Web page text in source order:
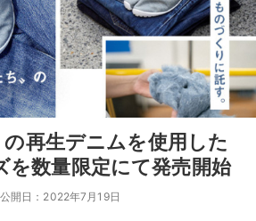
の再生デニムを使用した
を数量限定にて発売開始
公開日：2022年7月19日